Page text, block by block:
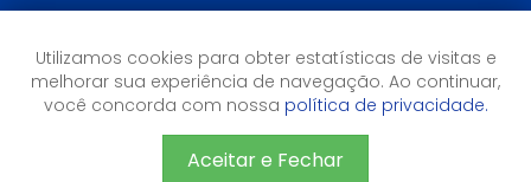
Horário de Atendimento
8h às 12h
13h às 17h10
18h30 às 22h30
©2026 CNEC - Todos os direitos reservados
Utilizamos cookies para obter estatísticas de visitas e
melhorar sua experiência de navegação. Ao continuar,
você concorda com nossa política de privacidade.
Aceitar e Fechar